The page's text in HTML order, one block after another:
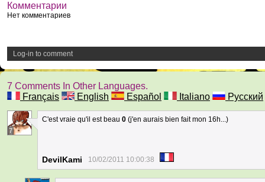
Комментарии
Нет комментариев
Log-in to comment
7 Comments In Other Languages.
Français
English Español Italiano Русский
7
C'est vraie qu'il est beau 0 (j'en aurais bien fait mon 16h...)
DevilKami 10/02/2011 10:00:38